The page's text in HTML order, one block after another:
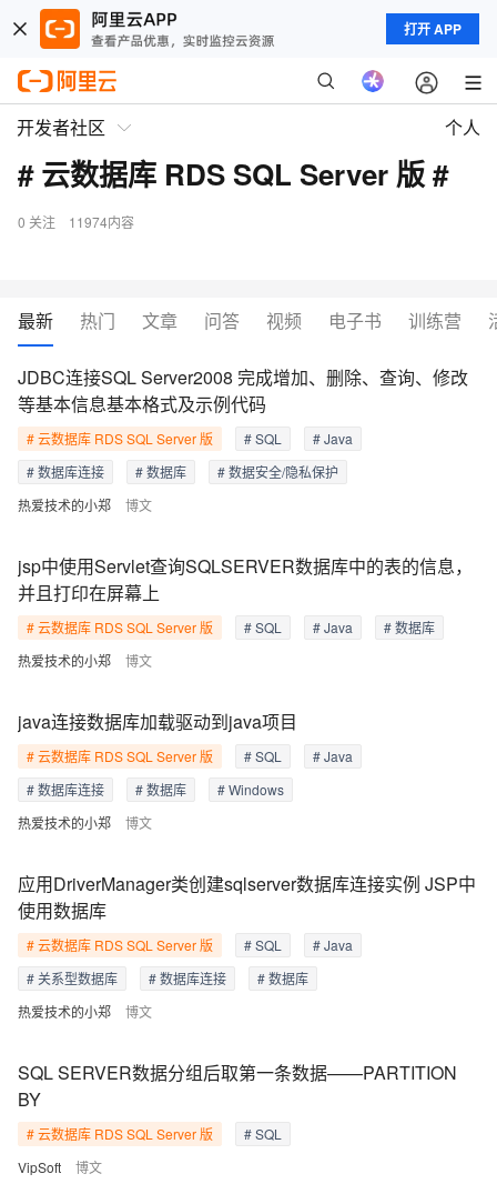
打开 APP
开发者社区 个人
# 云数据库 RDS SQL Server 版 #
0 关注 11974内容
最新 热门 文章 问答 视频 电子书 训练营
热爱技术的小郑 博文
JDBC连接SQL Server2008 完成增加、删除、查询、修改
等基本信息基本格式及示例代码
# 云数据库 RDS SQL Server 版 # SQL
# Java
# 数据库连接
# 数据库 # 数据安全/隐私保护
热爱技术的小郑 博文
jsp中使用Servlet查询SQLSERVER数据库中的表的信息，
并且打印在屏幕上
# 云数据库 RDS SQL Server 版 # SQL # Java # 数据库
热爱技术的小郑 博文
java连接数据库加载驱动到java项目
# 云数据库 RDS SQL Server 版 # SQL
# Java
# 数据库连接
# 数据库 # Windows
热爱技术的小郑 博文
应用DriverManager类创建sqlserver数据库连接实例 JSP中
使用数据库
# 云数据库 RDS SQL Server 版 # SQL
# Java
# 关系型数据库
# 数据库连接 # 数据库
VipSoft 博文
SQL SERVER数据分组后取第一条数据——PARTITION
BY
# 云数据库 RDS SQL Server 版 # SQL